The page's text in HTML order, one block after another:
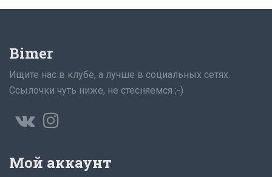
Bimer
Ищите нас в клубе, а лучше в социальных сетях.
Ссылочки чуть ниже, не стесняемся ;-)
Мой аккаунт